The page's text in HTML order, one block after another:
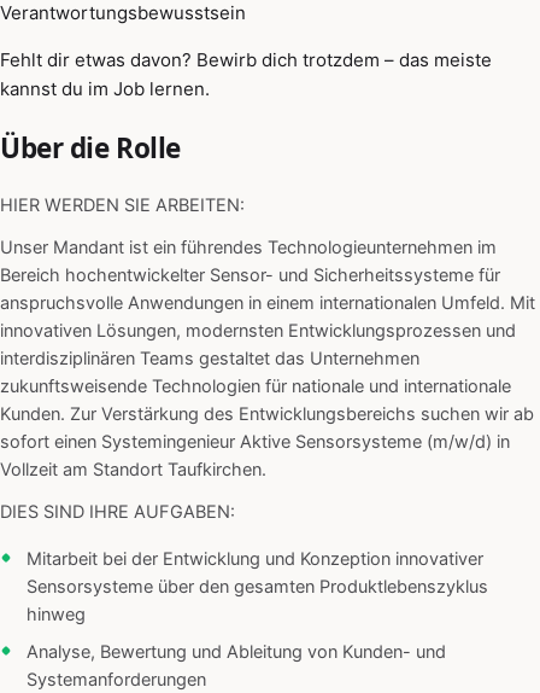
Verantwortungsbewusstsein
Fehlt dir etwas davon? Bewirb dich trotzdem – das meiste
kannst du im Job lernen.
Über die Rolle
HIER WERDEN SIE ARBEITEN:
Unser Mandant ist ein führendes Technologieunternehmen im
Bereich hochentwickelter Sensor- und Sicherheitssysteme für
anspruchsvolle Anwendungen in einem internationalen Umfeld. Mit
innovativen Lösungen, modernsten Entwicklungsprozessen und
interdisziplinären Teams gestaltet das Unternehmen
zukunftsweisende Technologien für nationale und internationale
Kunden. Zur Verstärkung des Entwicklungsbereichs suchen wir ab
sofort einen Systemingenieur Aktive Sensorsysteme (m/w/d) in
Vollzeit am Standort Taufkirchen.
DIES SIND IHRE AUFGABEN:
Mitarbeit bei der Entwicklung und Konzeption innovativer
Sensorsysteme über den gesamten Produktlebenszyklus
hinweg
Analyse, Bewertung und Ableitung von Kunden- und
Systemanforderungen